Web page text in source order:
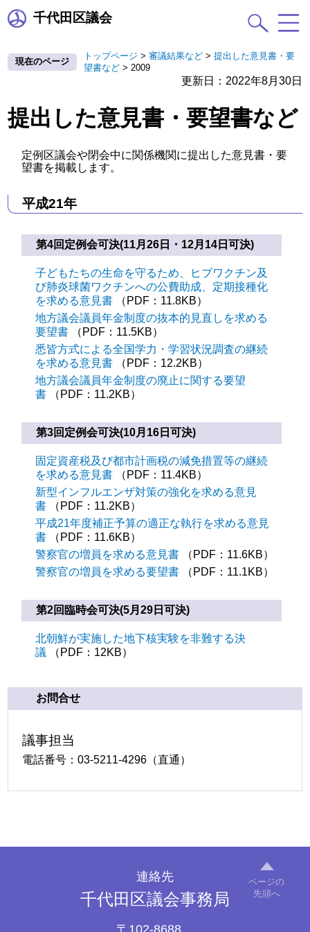
千代田区議会
現在のページ
トップページ >審議結果など >提出した意見書・要
望書など > 2009
更新日：2022年8月30日
提出した意見書・要望書など
定例区議会や閉会中に関係機関に提出した意見書・要
望書を掲載します。
平成21年
第4回定例会可決(11月26日・12月14日可決)
子どもたちの生命を守るため、ヒブワクチン及
び肺炎球菌ワクチンへの公費助成、定期接種化
を求める意見書
（PDF：11.8KB）
地方議会議員年金制度の抜本的見直しを求める
要望書
（PDF：11.5KB）
悉皆方式による全国学力・学習状況調査の継続
を求める意見書
（PDF：12.2KB）
地方議会議員年金制度の廃止に関する要望
書
（PDF：11.2KB）
第3回定例会可決(10月16日可決)
固定資産税及び都市計画税の減免措置等の継続
を求める意見書
（PDF：11.4KB）
新型インフルエンザ対策の強化を求める意見
書
（PDF：11.2KB）
平成21年度補正予算の適正な執行を求める意見
書
（PDF：11.6KB）
警察官の増員を求める意見書
（PDF：11.6KB）
警察官の増員を求める要望書
（PDF：11.1KB）
第2回臨時会可決(5月29日可決)
北朝鮮が実施した地下核実験を非難する決
議
（PDF：12KB）
お問合せ
議事担当
電話番号：03-5211-4296（直通）
ページの
先頭へ
連絡先
千代田区議会事務局
〒102-8688